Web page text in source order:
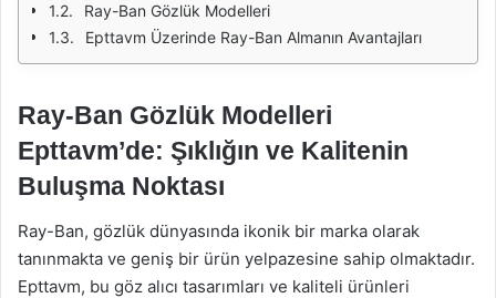
Ray-Ban Gözlük Modelleri
Epttavm Üzerinde Ray-Ban Almanın Avantajları
Ray-Ban Gözlük Modelleri
Epttavm’de: Şıklığın ve Kalitenin
Buluşma Noktası
Ray-Ban, gözlük dünyasında ikonik bir marka olarak
tanınmakta ve geniş bir ürün yelpazesine sahip olmaktadır.
Epttavm, bu göz alıcı tasarımları ve kaliteli ürünleri